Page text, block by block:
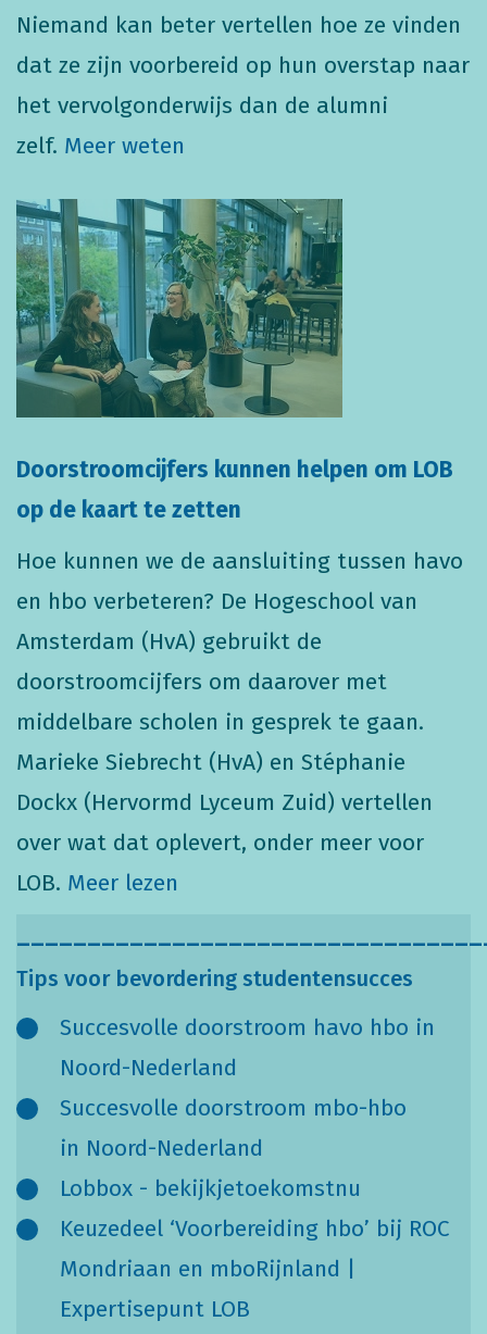
Niemand kan beter vertellen hoe ze vinden
dat ze zijn voorbereid op hun overstap naar
het vervolgonderwijs dan de alumni
zelf. Meer weten
Doorstroomcijfers kunnen helpen om LOB
op de kaart te zetten
Hoe kunnen we de aansluiting tussen havo
en hbo verbeteren? De Hogeschool van
Amsterdam (HvA) gebruikt de
doorstroomcijfers om daarover met
middelbare scholen in gesprek te gaan.
Marieke Siebrecht (HvA) en Stéphanie
Dockx (Hervormd Lyceum Zuid) vertellen
over wat dat oplevert, onder meer voor
LOB. Meer lezen
Tips voor bevordering studentensucces
Succesvolle doorstroom havo hbo in
Noord-Nederland
Succesvolle doorstroom mbo-hbo
in Noord-Nederland
Lobbox - bekijkjetoekomstnu
Keuzedeel ‘Voorbereiding hbo’ bij ROC
Mondriaan en mboRijnland |
Expertisepunt LOB